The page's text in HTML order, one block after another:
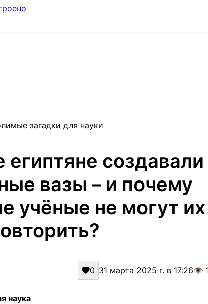
загадки для науки
египтяне создавали
вазы – и почему
учёные не могут их
0 31 марта 2025 г. в 17:26👁️
наука